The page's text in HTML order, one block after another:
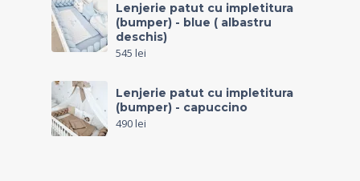
Lenjerie patut cu impletitura
(bumper) - blue ( albastru
deschis)
545 lei
Lenjerie patut cu impletitura
(bumper) - capuccino
490lei